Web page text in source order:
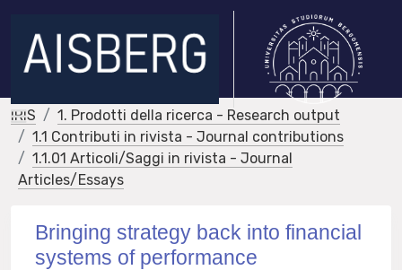
IRIS
1. Prodotti della ricerca - Research output
1.1 Contributi in rivista - Journal contributions
1.1.01 Articoli/Saggi in rivista - Journal
Articles/Essays
Bringing strategy back into financial
systems of performance